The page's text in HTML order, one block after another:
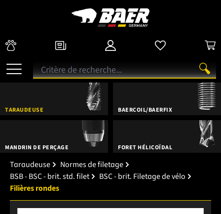
TARAUDEUSE BAERCOIL/BAERFIX
MANDRIN DE PERÇAGE FORET HÉLICOÏDAL
Taraudeuse
Normes de filetage
BSB - BSC - brit. std. filet
BSC - brit. Filetage de vélo
Filières rondes